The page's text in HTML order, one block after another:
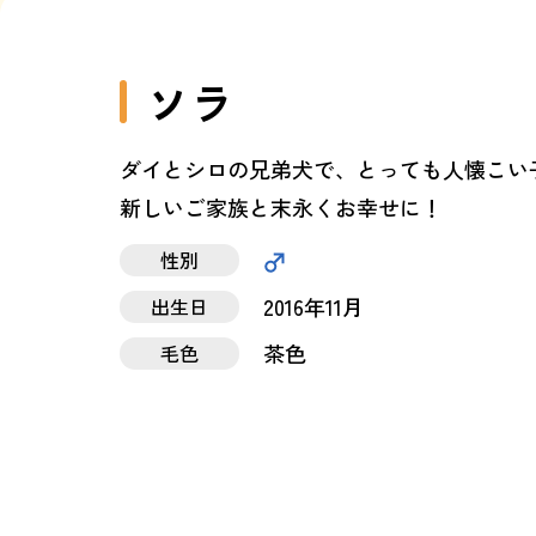
ソラ
ダイとシロの兄弟犬で、とっても人懐こ
新しいご家族と末永くお幸せに！
性別
出生日
2016年11月
毛色 茶色